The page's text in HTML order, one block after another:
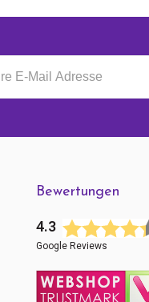
Bewertungen
4.3
Google Reviews